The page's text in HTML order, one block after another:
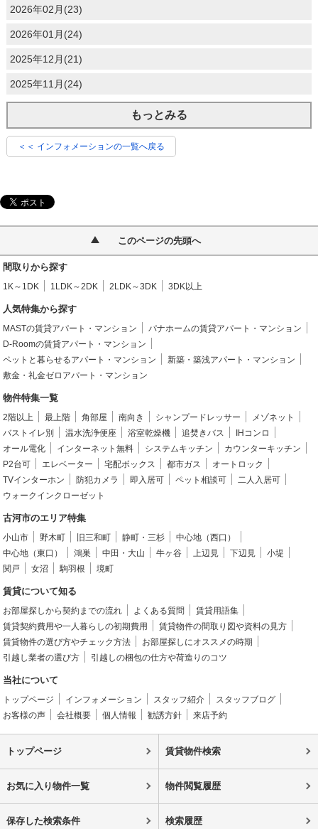
2026年02月(23)
2026年01月(24)
2025年12月(21)
2025年11月(24)
もっとみる
＜＜ インフォメーションの一覧へ戻る
このページの先頭へ
間取りから探す
1K～1DK 1LDK～2DK 2LDK～3DK 3DK以上
人気特集から探す
MASTの賃貸アパート・マンション
パナホームの賃貸アパート・マンション
D-Roomの賃貸アパート・マンション
ペットと暮らせるアパート・マンション
新築・築浅アパート・マンション
敷金・礼金ゼロアパート・マンション
物件特集一覧
2階以上 最上階 角部屋 南向き シャンプードレッサー
メゾネット
バストイレ別
温水洗浄便座 浴室乾燥機 追焚きバス
IHコンロ
オール電化
インターネット無料 システムキッチン
カウンターキッチン
P2台可
エレベーター 宅配ボックス 都市ガス
オートロック
TVインターホン
防犯カメラ 即入居可 ペット相談可
二人入居可
ウォークインクローゼット
古河市のエリア特集
小山市 野木町 旧三和町 静町・三杉
中心地（西口）
中心地（東口）
鴻巣 中田・大山 牛ヶ谷 上辺見 下辺見
小堤
関戸
女沼 駒羽根 境町
賃貸について知る
お部屋探しから契約までの流れ よくある質問
賃貸用語集
賃貸契約費用や一人暮らしの初期費用
賃貸物件の間取り図や資料の見方
賃貸物件の選び方やチェック方法
お部屋探しにオススメの時期
引越し業者の選び方
引越しの梱包の仕方や荷造りのコツ
当社について
トップページ インフォメーション スタッフ紹介
スタッフブログ
お客様の声
会社概要 個人情報 勧誘方針 来店予約
トップページ 賃貸物件検索
お気に入り物件一覧 物件閲覧履歴
保存した検索条件 検索履歴